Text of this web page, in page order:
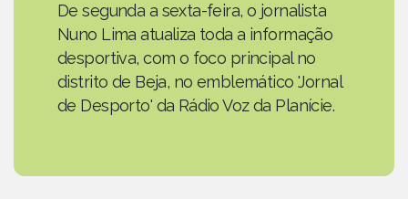
De segunda a sexta-feira, o jornalista
Nuno Lima atualiza toda a informação
desportiva, com o foco principal no
distrito de Beja, no emblemático 'Jornal
de Desporto' da Rádio Voz da Planície.